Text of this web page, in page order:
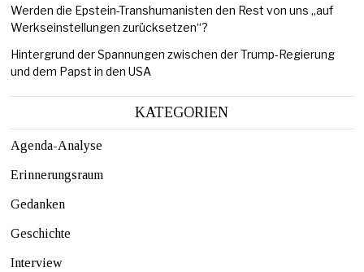
Werden die Epstein-Transhumanisten den Rest von uns „auf
Werkseinstellungen zurücksetzen“?
Hintergrund der Spannungen zwischen der Trump-Regierung
und dem Papst in den USA
KATEGORIEN
Agenda-Analyse
Erinnerungsraum
Gedanken
Geschichte
Interview